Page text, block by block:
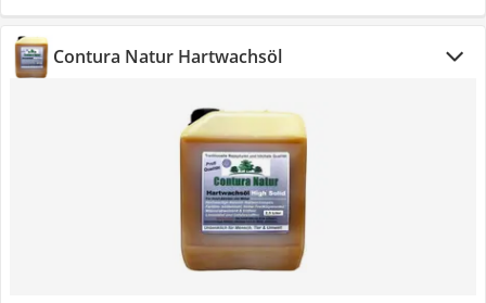
Contura Natur Hartwachsöl